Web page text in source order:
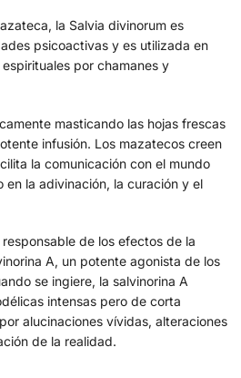
la Salvia divinorum es
psicoactivas y es utilizada en
por chamanes y
masticando las hojas frescas
infusión. Los mazatecos creen
la comunicación con el mundo
en la adivinación, la curación y el
de los efectos de la
A, un potente agonista de los
se ingiere, la salvinorina A
intensas pero de corta
alucinaciones vívidas, alteraciones
de la realidad.